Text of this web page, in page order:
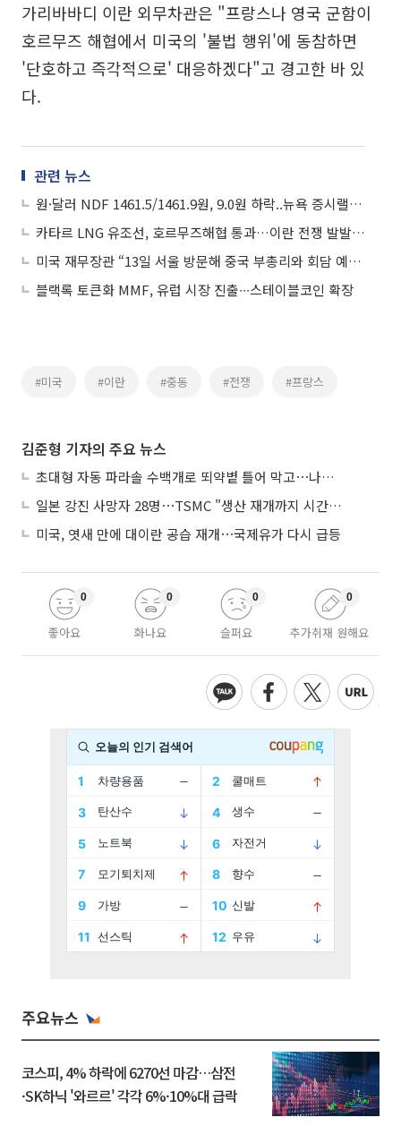
가리바바디 이란 외무차관은 "프랑스나 영국 군함이
호르무즈 해협에서 미국의 '불법 행위'에 동참하면
'단호하고 즉각적으로' 대응하겠다"고 경고한 바 있
다.
관련 뉴스
원·달러 NDF 1461.5/1461.9원, 9.0원 하락..뉴욕 증시랠리+미·이란 종전기대
카타르 LNG 유조선, 호르무즈해협 통과…이란 전쟁 발발 후 첫 수출
미국 재무장관 “13일 서울 방문해 중국 부총리와 회담 예정”
블랙록 토큰화 MMF, 유럽 시장 진출∙∙∙스테이블코인 확장
#미국 #이란 #중동 #전쟁 #프랑스
김준형 기자의 주요 뉴스
초대형 자동 파라솔 수백개로 뙤약볕 틀어 막고⋯나라별 폭염 생존법
일본 강진 사망자 28명⋯TSMC "생산 재개까지 시간 필요해"
미국, 엿새 만에 대이란 공습 재개⋯국제유가 다시 급등
좋아요
0
화나요
0
슬퍼요
0
추가취재 원해요
0
주요뉴스
코스피, 4% 하락에 6270선 마감…삼전
·SK하닉 '와르르' 각각 6%·10%대 급락